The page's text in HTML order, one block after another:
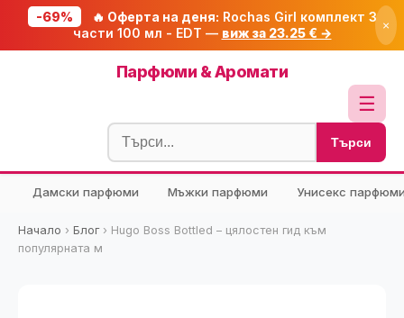
-69% 🔥 Оферта на деня: Rochas Girl комплект 3
части 100 мл - EDT — виж за 23.25 € → ×
Парфюми & Аромати
☰
Блог
🧮 Калкулатори
🔍 Намери продукт
🎁 Подарък
Търси
Дамски парфюми Мъжки парфюми Унисекс
Начало › Блог› Hugo Boss Bottled – цялостен гид към
популярната м